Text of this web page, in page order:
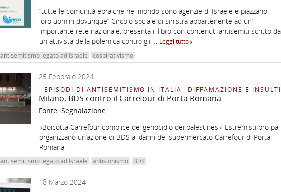
“tutte le comunità ebraiche nel mondo sono agenzie di Israele e piazzano i
loro uomini dovunque” Circolo sociale di sinistra appartenente ad un’
importante rete nazionale, presenta il libro con contenuti antisemiti scritto da
un attivista della polemica contro gli … Leggi tutto
antisemitismo legato ad Israele cospirativismo
25 Febbraio 2024
EPISODI DI ANTISEMITISMO IN ITALIA – DIFFAMAZIONE E INSULTI
Milano, BDS contro il Carrefour di Porta Romana
Fonte: Segnalazione
«Boicotta Carrefour complice del genocidio dei palestinesi» Estremisti pro pal
organizzano un’azione di BDS ai danni del supermercato Carrefour di Porta
Romana.
antisemitismo legato ad Israele antisionismo BDS
18 Marzo 2024